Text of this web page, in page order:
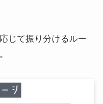
じて振り分けるルー